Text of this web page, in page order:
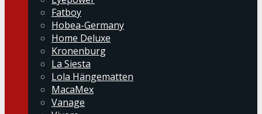
Fatboy
Hobea-Germany
Home Deluxe
Kronenburg
La Siesta
Lola Hängematten
MacaMex
Vanage